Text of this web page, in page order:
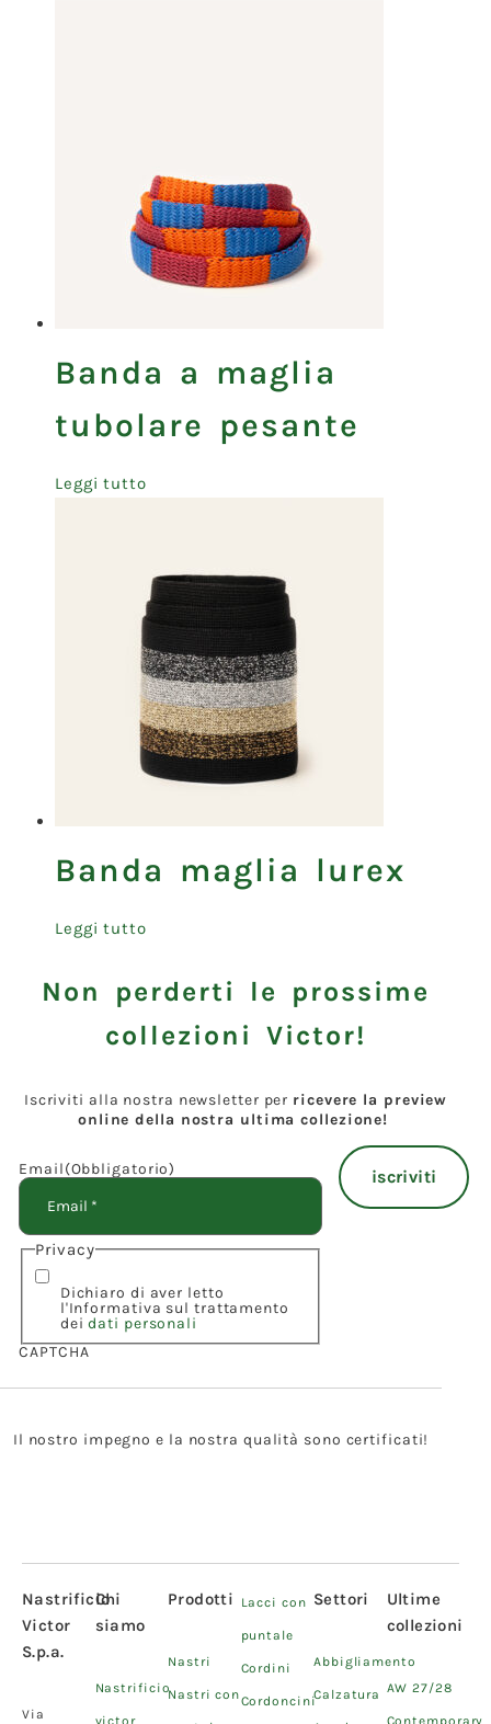
Banda a maglia
tubolare pesante
Leggi tutto
Banda maglia lurex
Leggi tutto
Non perderti le prossime
collezioni Victor!
Iscriviti alla nostra newsletter per ricevere la preview
online della nostra ultima collezione!
Email(Obbligatorio)
Privacy
Dichiaro di aver letto
l'Informativa sul trattamento
deidati personali
CAPTCHA
Il nostro impegno e la nostra qualità sono certificati!
Nastrificio
Victor
S.p.a.
Via
Chi
siamo
Nastrificio
Prodotti
Nastri
Nastri con
Lacci con
puntale
Cordini
Cordoncini
Settori
Abbigliamento
Calzatura
Ultime
collezioni
AW 27/28